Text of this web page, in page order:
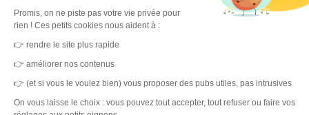
MerciYanis centralise votre gestion de l'environnement de travail.
Une plateforme unique et des capteurs IoT pour des locaux sains,
durables et une expérience collaborateur simplifiée.
Promis, on ne piste pas votre vie privée pour
rien ! Ces petits cookies nous aident à :
👉 rendre le site plus rapide
👉 améliorer nos contenus
👉 (et si vous le voulez bien) vous proposer des pubs utiles, pas intrusives
On vous laisse le choix : vous pouvez tout accepter, tout refuser ou faire vos